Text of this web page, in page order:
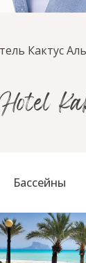
Кактус
Hotel
Бассейны